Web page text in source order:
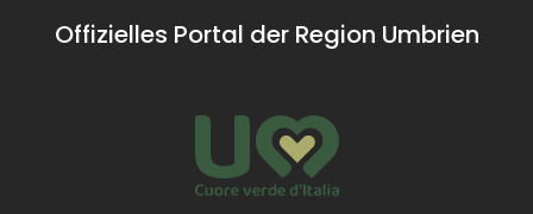
Offizielles Portal der Region Umbrien